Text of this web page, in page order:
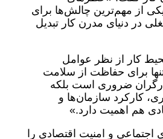
از مهم‌ترین چالش‌ها برای
در دنیای مدرن کار تبدیل
کار از نظر عوامل
برای حفاظت از سلامت
ضروری است بلکه
کارکرد سازمان‌ها و
هم اهمیت دارد.»
اجتماعی و امنیت اقتصادی را